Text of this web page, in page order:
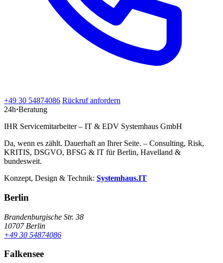
+49 30 54874086 Rückruf anfordern
24h·Beratung
IHR Servicemitarbeiter – IT & EDV Systemhaus GmbH
Da, wenn es zählt. Dauerhaft an Ihrer Seite. – Consulting, Risk,
KRITIS, DSGVO, BFSG & IT für Berlin, Havelland &
bundesweit.
Konzept, Design & Technik: Systemhaus.IT
Berlin
Brandenburgische Str. 38
10707 Berlin
+49 30 54874086
Falkensee